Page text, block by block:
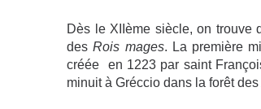
Dès le XIIème siècle, on trouve
desRois mages. La première
créée en 1223 par saint
minuit à Gréccio dans la forêt